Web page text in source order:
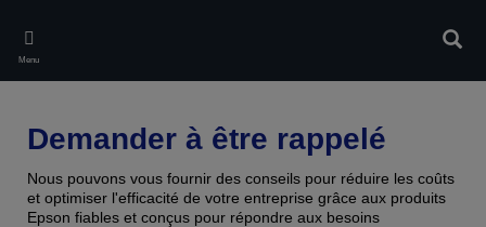
main
content
Menu
Demander à être rappelé
Nous pouvons vous fournir des conseils pour réduire les coûts
et optimiser l'efficacité de votre entreprise grâce aux produits
Epson fiables et conçus pour répondre aux besoins